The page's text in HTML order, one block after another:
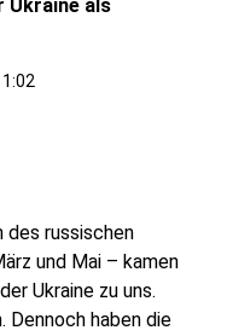
Ukraine als
des russischen
und Mai – kamen
Ukraine zu uns.
Dennoch haben die